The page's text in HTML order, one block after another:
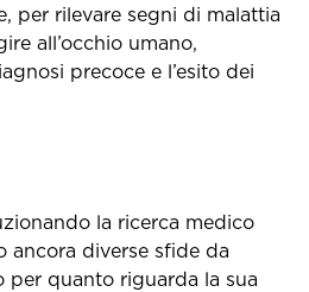
per rilevare segni di malattia
all’occhio umano,
precoce e l’esito dei
la ricerca medico
ancora diverse sfide da
quanto riguarda la sua